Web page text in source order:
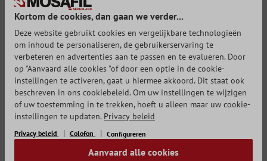
Kortom de cookies, dan gaan we verder...
Deze website gebruikt cookies en vergelijkbare technologieën
om inhoud te personaliseren, de gebruikerservaring te
verbeteren en advertenties aan te passen en te evalueren. Door
op "Aanvaard alle cookies "of door een optie in de cookie-
instellingen te activeren, gaat u hiermee akkoord. Dit staat ook
beschreven in ons cookiebeleid. Om uw instellingen te wijzigen
of uw toestemming in te trekken, hoeft u alleen maar uw cookie-
instellingen te updaten. Privacy beleid
Privacy beleid Colofon Configureren
Aanvaard alle cookies